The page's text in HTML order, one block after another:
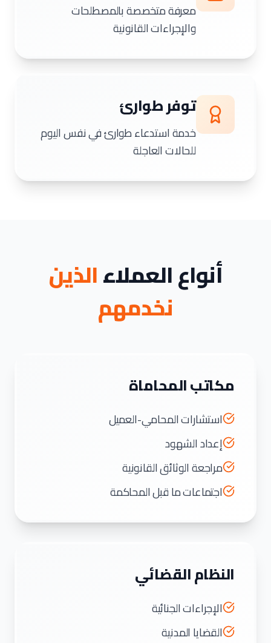
معرفة متخصصة بالمصطلحات
والإجراءات القانونية
توفر طوارئ
خدمة استدعاء طوارئ في نفس اليوم
للحالات العاجلة
أنواع العملاءالذين
نخدمهم
مكاتب المحاماة
استشارات المحامي-العميل
إعداد الشهود
مراجعة الوثائق القانونية
اجتماعات ما قبل المحاكمة
النظام القضائي
الإجراءات الجنائية
القضايا المدنية